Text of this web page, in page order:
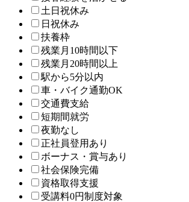
土日祝休み
日祝休み
扶養枠
残業月10時間以下
残業月20時間以上
駅から5分以内
車・バイク通勤OK
交通費支給
短期間就労
夜勤なし
正社員登用あり
ボーナス・賞与あり
社会保険完備
資格取得支援
受講料0円制度対象